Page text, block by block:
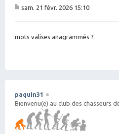
g
sam. 21 févr. 2026 15:10
mots valises anagrammés ?
paquin31
Bienvenu(e) au club des chasseurs